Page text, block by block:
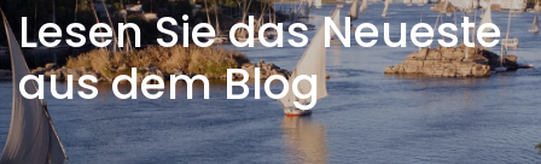
Lesen Sie das Neueste
aus dem Blog